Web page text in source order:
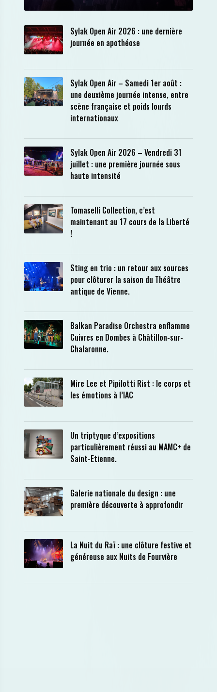
Sylak Open Air 2026 : une dernière
journée en apothéose
Sylak Open Air – Samedi 1er août :
une deuxième journée intense, entre
scène française et poids lourds
internationaux
Sylak Open Air 2026 – Vendredi 31
juillet : une première journée sous
haute intensité
Tomaselli Collection, c’est
maintenant au 17 cours de la Liberté
!
Sting en trio : un retour aux sources
pour clôturer la saison du Théâtre
antique de Vienne.
Balkan Paradise Orchestra enflamme
Cuivres en Dombes à Châtillon-sur-
Chalaronne.
Mire Lee et Pipilotti Rist : le corps et
les émotions à l’IAC
Un triptyque d’expositions
particulièrement réussi au MAMC+ de
Saint-Etienne.
Galerie nationale du design : une
première découverte à approfondir
La Nuit du Raï : une clôture festive et
généreuse aux Nuits de Fourvière